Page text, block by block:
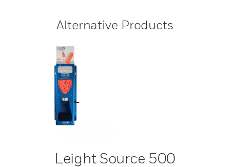
Alternative Products
Leight Source 500